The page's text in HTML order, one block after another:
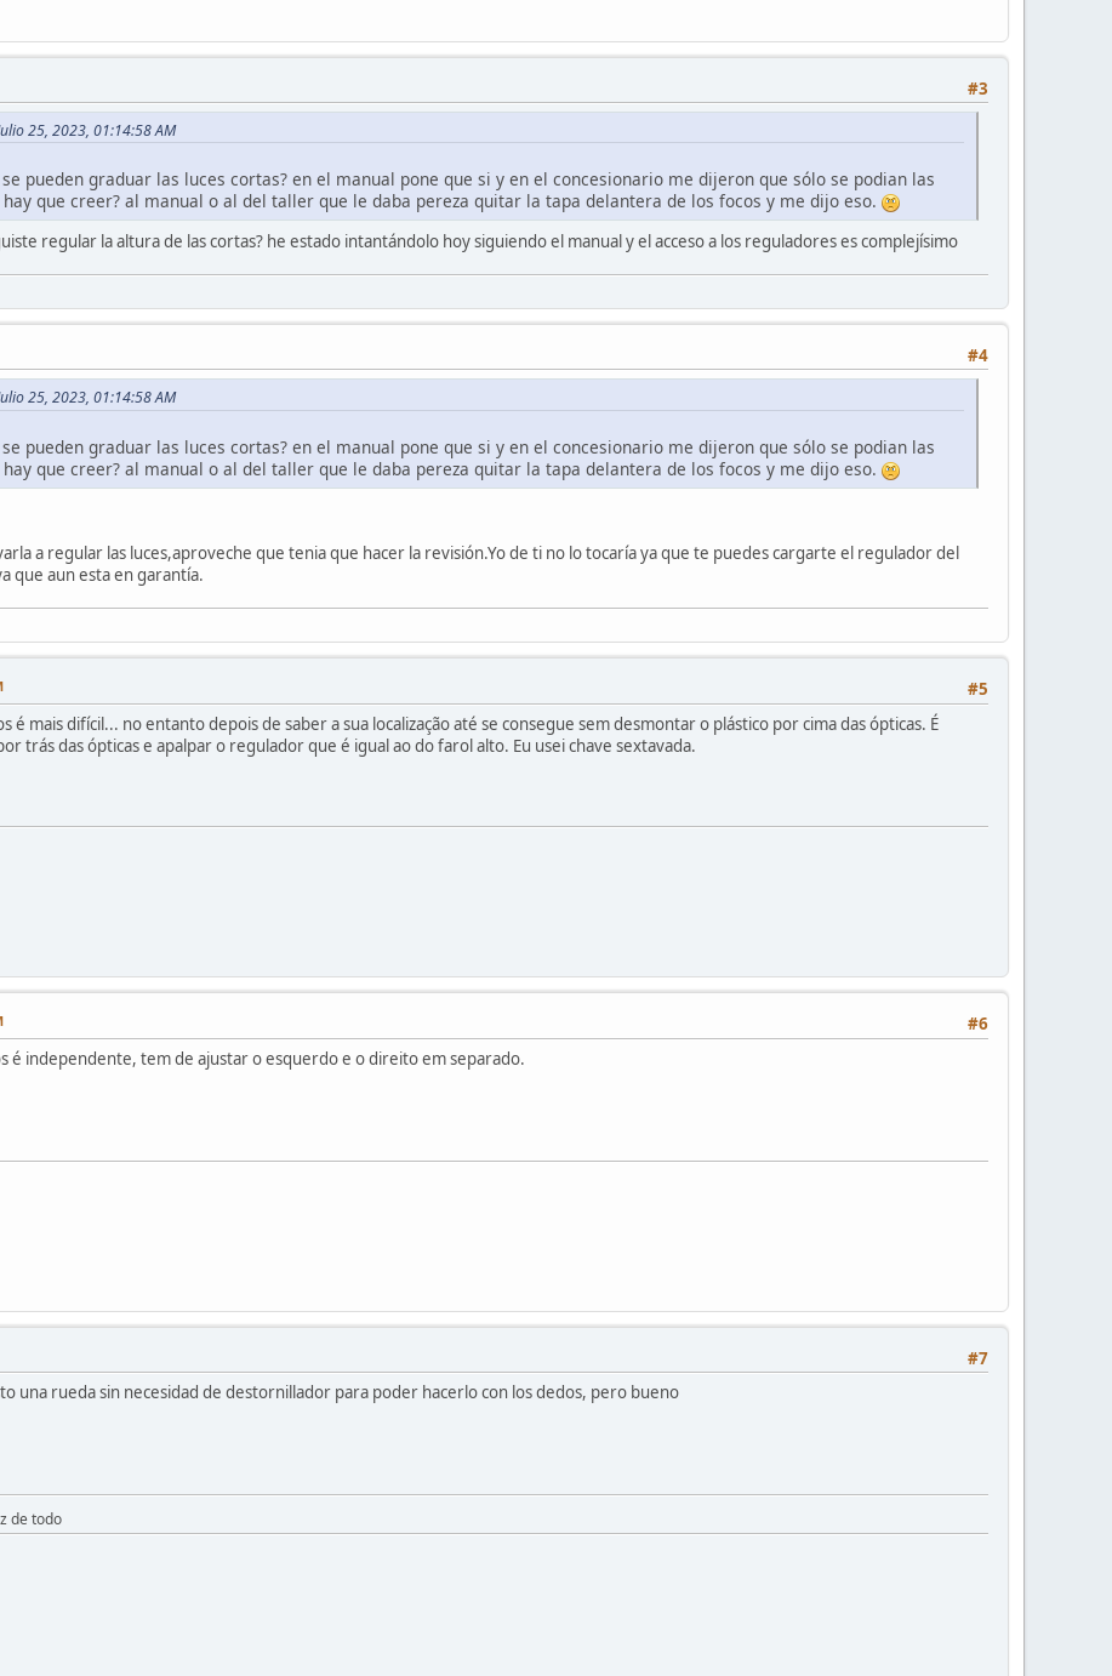
#3
25, 2023, 01:14:58 AM
pueden graduar las luces cortas? en el manual pone que si y en el concesionario me dijeron que sólo se podian las
que creer? al manual o al del taller que le daba pereza quitar la tapa delantera de los focos y me dijo eso.
regular la altura de las cortas? he estado intantándolo hoy siguiendo el manual y el acceso a los reguladores es complejísimo
#4
25, 2023, 01:14:58 AM
pueden graduar las luces cortas? en el manual pone que si y en el concesionario me dijeron que sólo se podian las
que creer? al manual o al del taller que le daba pereza quitar la tapa delantera de los focos y me dijo eso.
a regular las luces,aproveche que tenia que hacer la revisión.Yo de ti no lo tocaría ya que te puedes cargarte el regulador del
que aun esta en garantía.
#5
é mais difícil... no entanto depois de saber a sua localização até se consegue sem desmontar o plástico por cima das ópticas. É
trás das ópticas e apalpar o regulador que é igual ao do farol alto. Eu usei chave sextavada.
#6
é independente, tem de ajustar o esquerdo e o direito em separado.
#7
una rueda sin necesidad de destornillador para poder hacerlo con los dedos, pero bueno
de todo